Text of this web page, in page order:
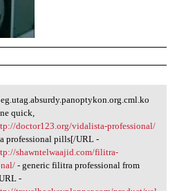
quick,
doctor123.org/vidalista-professional/
professional pills[/URL -
shawntelwaajid.com/filitra-
- generic filitra professional from
-